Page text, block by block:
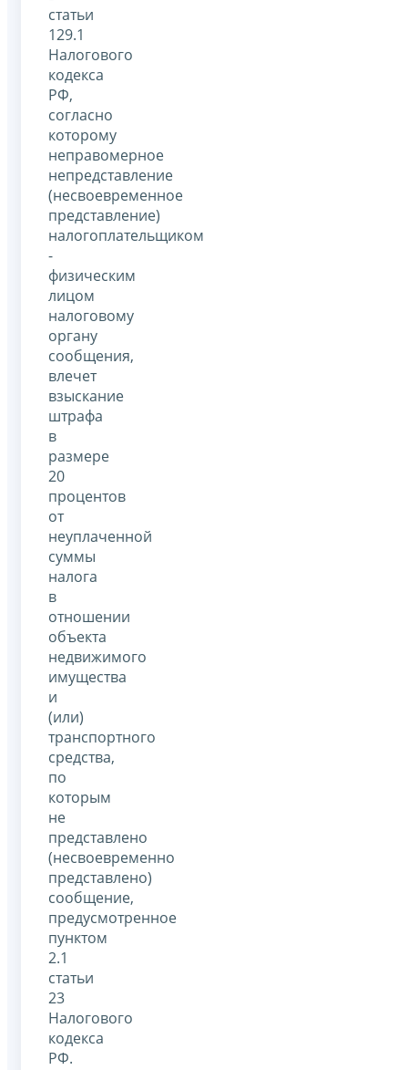
статьи
129.1
Налогового
кодекса
РФ,
согласно
которому
неправомерное
непредставление
(несвоевременное
представление)
налогоплательщиком
-
физическим
лицом
налоговому
органу
сообщения,
влечет
взыскание
штрафа
в
размере
20
процентов
от
неуплаченной
суммы
налога
в
отношении
объекта
недвижимого
имущества
и
(или)
транспортного
средства,
по
которым
не
представлено
(несвоевременно
представлено)
сообщение,
предусмотренное
пунктом
2.1
статьи
23
Налогового
кодекса
РФ.